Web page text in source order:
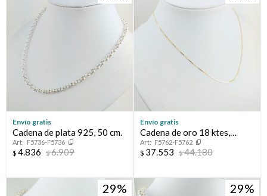
Envío gratis
Cadena de plata 925, 50 cm.
F5736-F5736
$ 4.836 $6.909
Envío gratis
Cadena de oro 18 ktes,
GRUMETTE
F5762-F5762
$ 37.553 $44.180
29 29